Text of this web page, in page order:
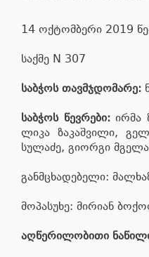
14 ოქტომბერი 2019
საქმე N 307
საბჭოს თავმჯდომარე:
საბჭოს წევრები:ირმა
ლიკა ზაკაშვილი,
სულაძე, გიორგი
განმცხადებელი:
მოპასუხე: მირიან
აღწერილობითი